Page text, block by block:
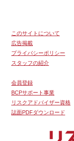
このサイトについて
広告掲載
プライバシーポリシー
スタッフの紹介
会員登録
BCPサポート事業
リスクアドバイザー資格
誌面PDFダウンロード